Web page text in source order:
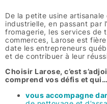
De la petite usine
industrielle, en passant par
fromagerie, les services de
commerces, Larose est
date les entrepreneurs
et de contribuer à leur
Choisir Larose, c’est
comprend vos défis et qui…
vous accompagne